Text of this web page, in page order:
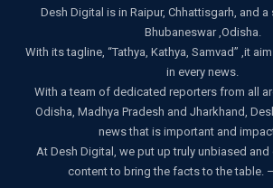
Desh Digital is in Raipur, Chhattisgarh, and
Bhubaneswar ,Odisha.
With its tagline, “Tathya, Kathya, Samvad” ,it
in every news.
With a team of dedicated reporters from all
Odisha, Madhya Pradesh and Jharkhand,
news that is important and
At Desh Digital, we put up truly unbiased
content to bring the facts to the table.